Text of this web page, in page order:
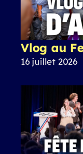
Vlog au
16 juillet 2026